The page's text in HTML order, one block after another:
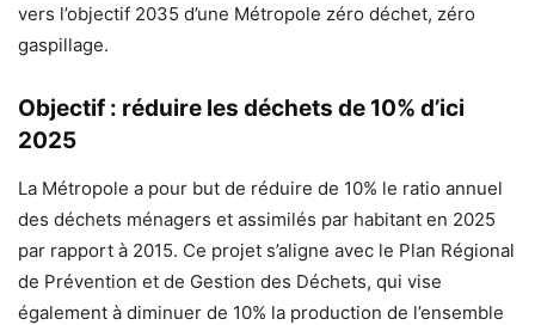
vers l’objectif 2035 d’une Métropole zéro déchet, zéro
gaspillage.
Objectif : réduire les déchets de 10% d’ici
2025
La Métropole a pour but de réduire de 10% le ratio annuel
des déchets ménagers et assimilés par habitant en 2025
par rapport à 2015. Ce projet s’aligne avec le Plan Régional
de Prévention et de Gestion des Déchets, qui vise
également à diminuer de 10% la production de l’ensemble